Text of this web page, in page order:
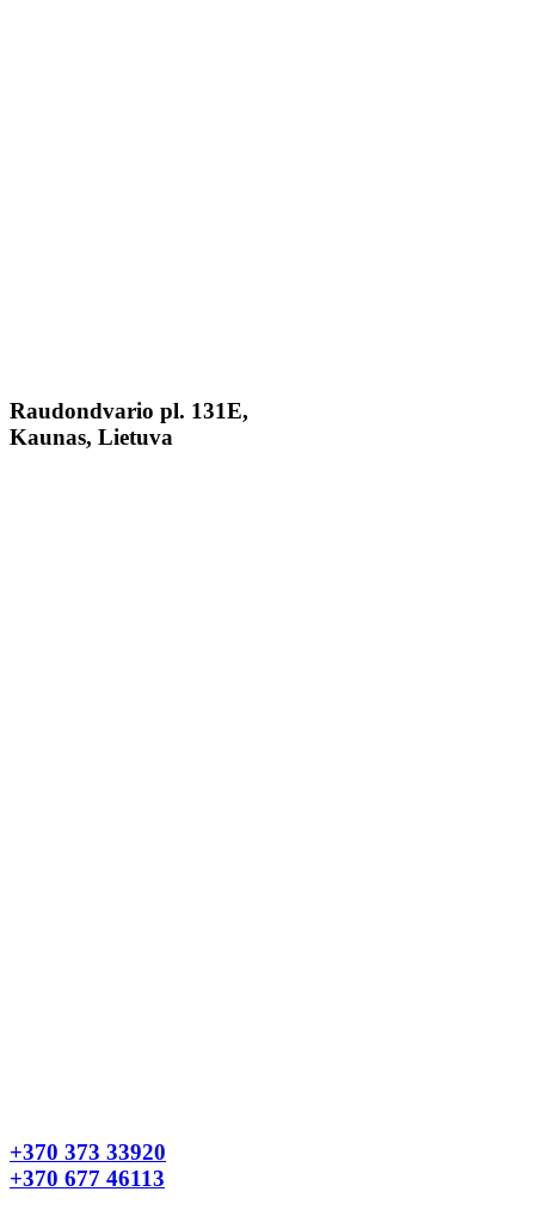
Raudondvario pl. 131E,
Kaunas, Lietuva
+370 373 33920
+370 677 46113